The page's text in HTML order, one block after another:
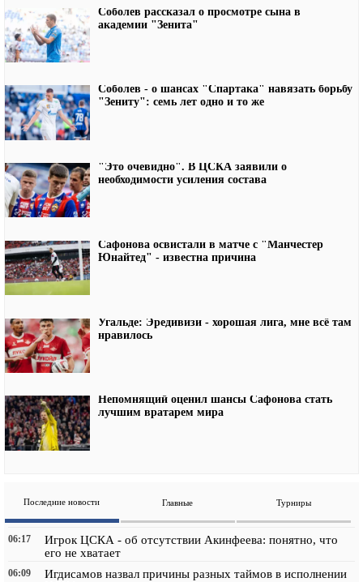
Соболев рассказал о просмотре сына в
академии "Зенита"
Соболев - о шансах "Спартака" навязать борьбу
"Зениту": семь лет одно и то же
"Это очевидно". В ЦСКА заявили о
необходимости усиления состава
Сафонова освистали в матче с "Манчестер
Юнайтед" - известна причина
Угальде: Эредивизи - хорошая лига, мне всё там
нравилось
Непомнящий оценил шансы Сафонова стать
лучшим вратарем мира
Последние новости Главные Турниры
06:17
Игрок ЦСКА - об отсутствии Акинфеева: понятно, что
его не хватает
06:09
Игдисамов назвал причины разных таймов в исполнении